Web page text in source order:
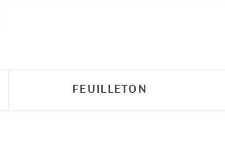
FEUILLETON